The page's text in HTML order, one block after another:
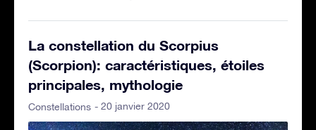
La constellation du Scorpius
(Scorpion): caractéristiques, étoiles
principales, mythologie
Constellations - 20 janvier 2020